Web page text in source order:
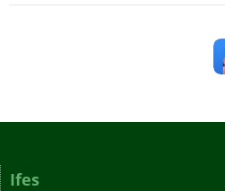
Ifes